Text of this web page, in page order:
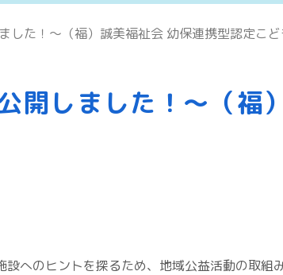
した！～（福）誠美福祉会 幼保連携型認定こ
開しました！～（福
へのヒントを探るため、地域公益活動の取組